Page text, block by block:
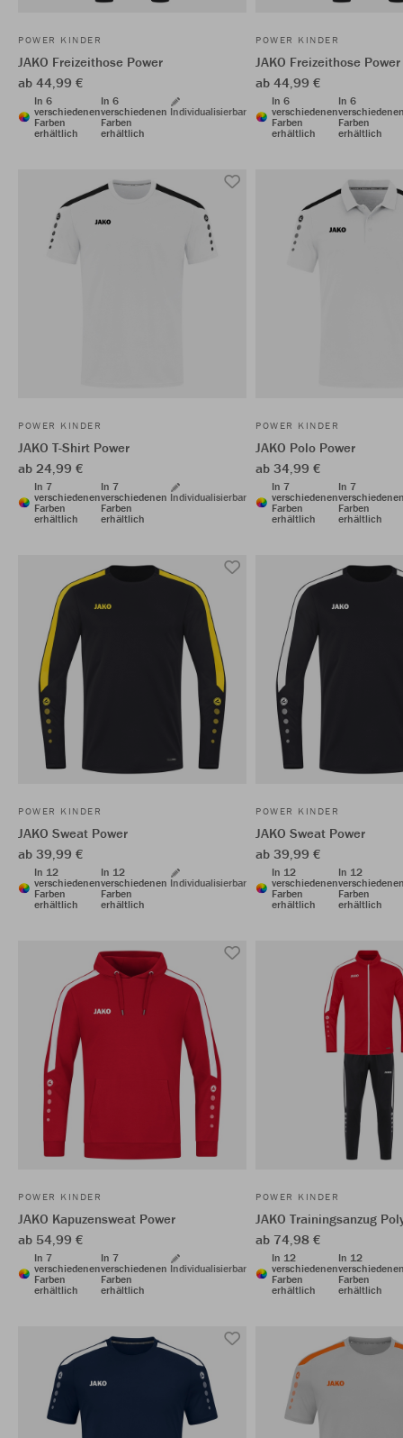
POWER KINDER
JAKO Freizeithose Power
ab 44,99 €
In 6
verschiedenen
Farben
erhältlich
In 6
verschiedenen
Farben
erhältlich
Individualisierbar
POWER KINDER
JAKO Freizeithose Power
ab 44,99 €
In 6
verschiedenen
Farben
erhältlich
In 6
Farben
erhältlich
POWER KINDER
JAKO T-Shirt Power
ab 24,99 €
In 7
verschiedenen
Farben
erhältlich
In 7
verschiedenen
Farben
erhältlich
Individualisierbar
POWER KINDER
JAKO Polo Power
ab 34,99 €
In 7
verschiedenen
Farben
erhältlich
In 7
Farben
erhältlich
POWER KINDER
JAKO Sweat Power
ab 39,99 €
In 12
verschiedenen
Farben
erhältlich
In 12
verschiedenen
Farben
erhältlich
Individualisierbar
POWER KINDER
JAKO Sweat Power
ab 39,99 €
In 12
verschiedenen
Farben
erhältlich
In 12
Farben
erhältlich
POWER KINDER
JAKO Kapuzensweat Power
ab 54,99 €
In 7
verschiedenen
Farben
erhältlich
In 7
verschiedenen
Farben
erhältlich
Individualisierbar
POWER KINDER
JAKO Trainingsanzug
ab 74,98 €
In 12
verschiedenen
Farben
erhältlich
In 12
Farben
erhältlich